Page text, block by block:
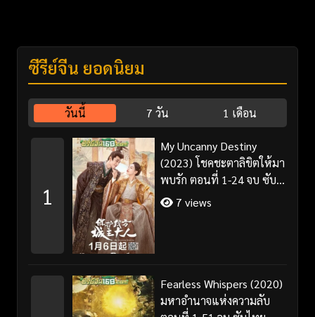
ซีรี่ย์จีน ยอดนิยม
วันนี้ 7 วัน 1 เดือน
1
My Uncanny Destiny
(2023) โชคชะตาลิขิตให้มา
พบรัก ตอนที่ 1-24 จบ ซับ
ไทย/พากย์ไทย
7 views
Fearless Whispers (2020)
มหาอำนาจแห่งความลับ